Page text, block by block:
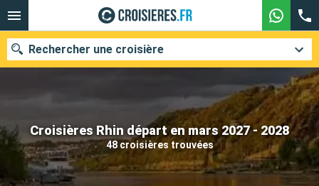
Croisières Rhin départ en mars 2027 - 2028
48 croisières trouvées
Rechercher une croisière
Nos destinations
Mois de départ